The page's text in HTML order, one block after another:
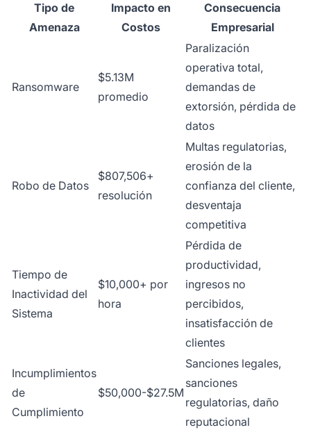
Tipo de
Amenaza
Impacto en
Costos
Consecuencia
Empresarial
Ransomware
$5.13M
promedio
Paralización
operativa total,
demandas de
extorsión, pérdida de
datos
Robo de Datos
$807,506+
resolución
Multas regulatorias,
erosión de la
confianza del cliente,
desventaja
competitiva
Tiempo de
Inactividad del
Sistema
$10,000+ por
hora
Pérdida de
productividad,
ingresos no
percibidos,
insatisfacción de
clientes
Incumplimientos
de
Cumplimiento
$50,000-$27.5M
Sanciones legales,
sanciones
regulatorias, daño
reputacional